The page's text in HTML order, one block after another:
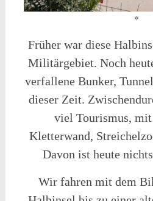
*
Früher war diese
Militärgebiet. Noch
verfallene Bunker,
dieser Zeit.
viel Tourismus,
Kletterwand,
Davon ist heute
Wir fahren mit dem